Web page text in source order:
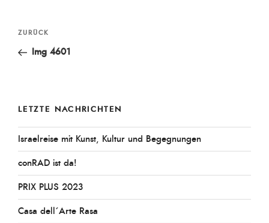
Beitragsnavigation
Vorheriger
Beitrag
ZURÜCK
Img 4601
LETZTE NACHRICHTEN
Israelreise mit Kunst, Kultur und Begegnungen
conRAD ist da!
PRIX PLUS 2023
Casa dell´Arte Rasa